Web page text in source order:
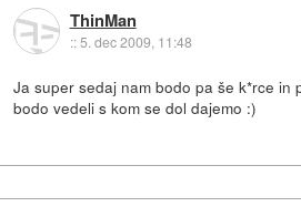
ThinMan
::5. dec 2009, 11:48
Ja super sedaj nam bodo pa še k*rce in
bodo vedeli s kom se dol dajemo :)